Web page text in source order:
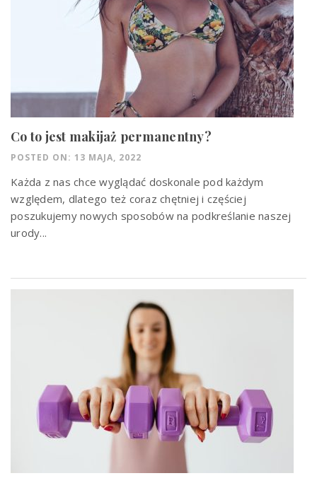
Co to jest makijaż permanentny?
POSTED ON: 13 MAJA, 2022
Każda z nas chce wyglądać doskonale pod każdym
względem, dlatego też coraz chętniej i częściej
poszukujemy nowych sposobów na podkreślanie naszej
urody...